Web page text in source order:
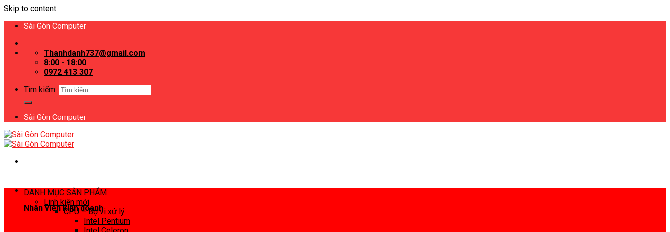
Skip to content
Sài Gòn Computer
Thanhdanh737@gmail.com
8:00 - 18:00
0972 413 307
Tìm kiếm:
Sài Gòn Computer
Nhân viên kinh doanh
DANH MỤC SẢN PHẨM
Linh kiện mới
CPU – Bộ vi xử lý
Intel Pentium